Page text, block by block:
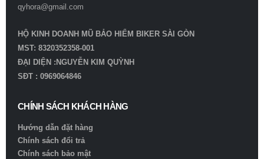
qyhora@gmail.com
HỘ KINH DOANH MŨ BẢO HIỂM BIKER SÀI GÒN
MST: 8320352358-001
ĐẠI DIỆN :NGUYỄN KIM QUỲNH
SĐT : 0969064846
CHÍNH SÁCH KHÁCH HÀNG
Hướng dẫn đặt hàng
Chính sách đổi trả
Chính sách bảo mật